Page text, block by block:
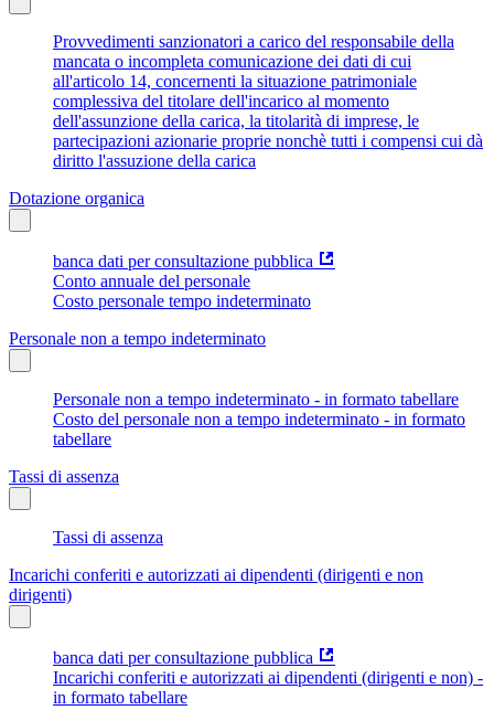
Provvedimenti sanzionatori a carico del responsabile della
mancata o incompleta comunicazione dei dati di cui
all'articolo 14, concernenti la situazione patrimoniale
complessiva del titolare dell'incarico al momento
dell'assunzione della carica, la titolarità di imprese, le
partecipazioni azionarie proprie nonchè tutti i compensi cui dà
diritto l'assuzione della carica
Dotazione organica
banca dati per consultazione pubblica
Conto annuale del personale
Costo personale tempo indeterminato
Personale non a tempo indeterminato
Personale non a tempo indeterminato - in formato tabellare
Costo del personale non a tempo indeterminato - in formato
tabellare
Tassi di assenza
Tassi di assenza
Incarichi conferiti e autorizzati ai dipendenti (dirigenti e non
dirigenti)
banca dati per consultazione pubblica
Incarichi conferiti e autorizzati ai dipendenti (dirigenti e non) -
in formato tabellare